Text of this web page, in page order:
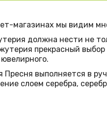
магазинах мы видим
должна нести не
прекрасный
выполняется в
слоем серебра,